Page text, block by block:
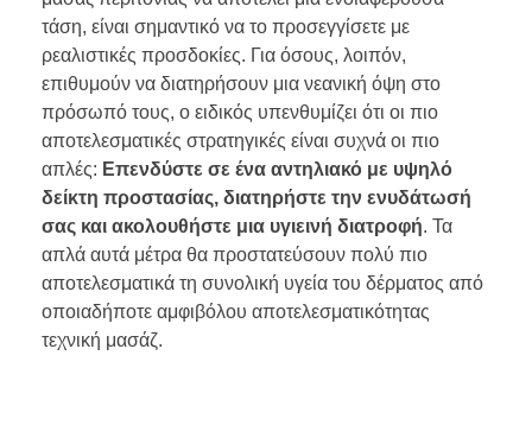
τάση, είναι σημαντικό να το προσεγγίσετε με
ρεαλιστικές προσδοκίες. Για όσους, λοιπόν,
επιθυμούν να διατηρήσουν μια νεανική όψη στο
πρόσωπό τους, ο ειδικός υπενθυμίζει ότι οι πιο
αποτελεσματικές στρατηγικές είναι συχνά οι πιο
απλές: Επενδύστε σε ένα αντηλιακό με υψηλό
δείκτη προστασίας, διατηρήστε την ενυδάτωσή
σας και ακολουθήστε μια υγιεινή διατροφή. Τα
απλά αυτά μέτρα θα προστατεύσουν πολύ πιο
αποτελεσματικά τη συνολική υγεία του δέρματος από
οποιαδήποτε αμφιβόλου αποτελεσματικότητας
τεχνική μασάζ.